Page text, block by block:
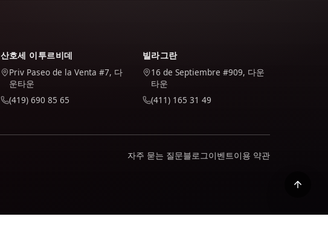
산호세 이투르비데
Priv Paseo de la Venta #7, 다
운타운
(419) 690 85 65
빌라그란
16 de Septiembre #909, 다운
타운
(411) 165 31 49
자주 묻는 질문블로그이벤트이용 약관